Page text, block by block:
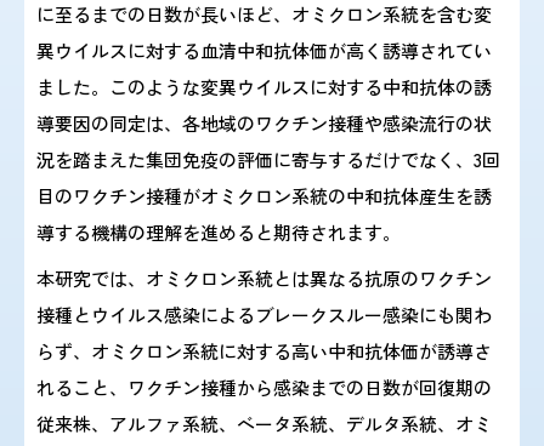
に至るまでの日数が長いほど、オミクロン系統を含む変
異ウイルスに対する血清中和抗体価が高く誘導されてい
ました。このような変異ウイルスに対する中和抗体の誘
導要因の同定は、各地域のワクチン接種や感染流行の状
況を踏まえた集団免疫の評価に寄与するだけでなく、3回
目のワクチン接種がオミクロン系統の中和抗体産生を誘
導する機構の理解を進めると期待されます。
本研究では、オミクロン系統とは異なる抗原のワクチン
接種とウイルス感染によるブレークスルー感染にも関わ
らず、オミクロン系統に対する高い中和抗体価が誘導さ
れること、ワクチン接種から感染までの日数が回復期の
従来株、アルファ系統、ベータ系統、デルタ系統、オミ